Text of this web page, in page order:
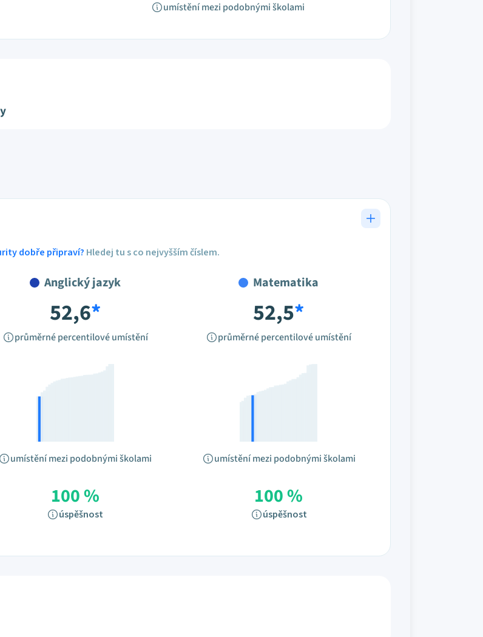
umístění mezi podobnými školami
dobře připraví? Hledej tu s co nejvyšším číslem.
Anglický jazyk
52,6*
průměrné percentilové umístění
umístění mezi podobnými školami
100 %
úspěšnost
Matematika
52,5*
průměrné percentilové umístění
umístění mezi podobnými školami
100 %
úspěšnost